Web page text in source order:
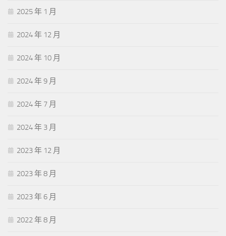
2025 年 1 月
2024 年 12 月
2024 年 10 月
2024 年 9 月
2024 年 7 月
2024 年 3 月
2023 年 12 月
2023 年 8 月
2023 年 6 月
2022 年 8 月